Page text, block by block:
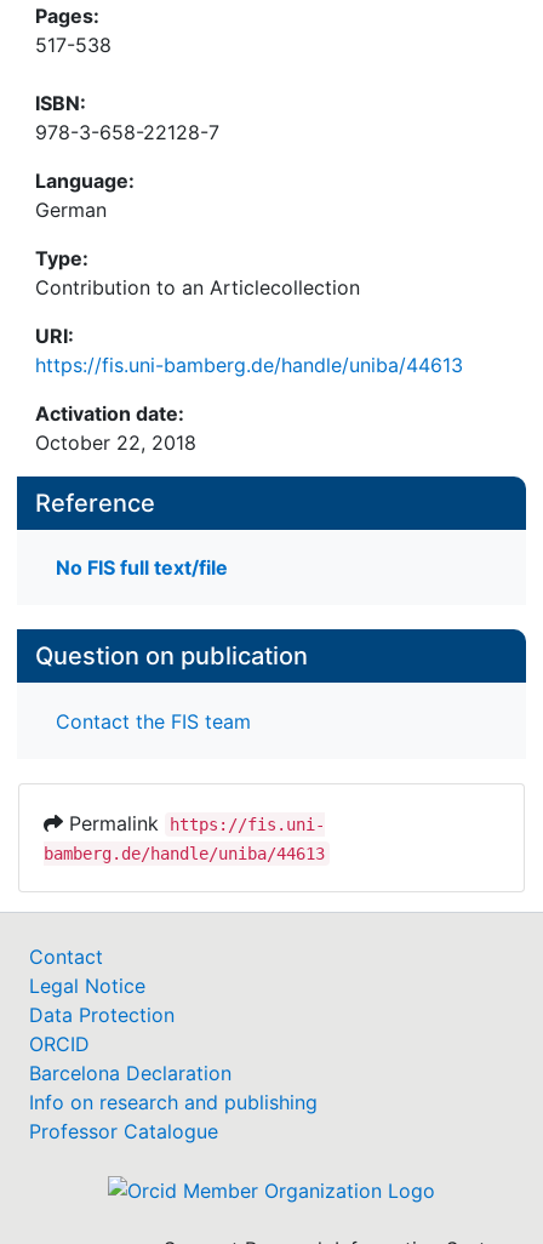
Pages:
517-538
ISBN:
978-3-658-22128-7
Language:
German
Type:
Contribution to an Articlecollection
URI:
https://fis.uni-bamberg.de/handle/uniba/44613
Activation date:
October 22, 2018
Reference
No FIS full text/file
Question on publication
Contact the FIS team
Permalink
https://fis.uni-
bamberg.de/handle/uniba/44613
Contact
Legal Notice
Data Protection
ORCID
Barcelona Declaration
Info on research and publishing
Professor Catalogue